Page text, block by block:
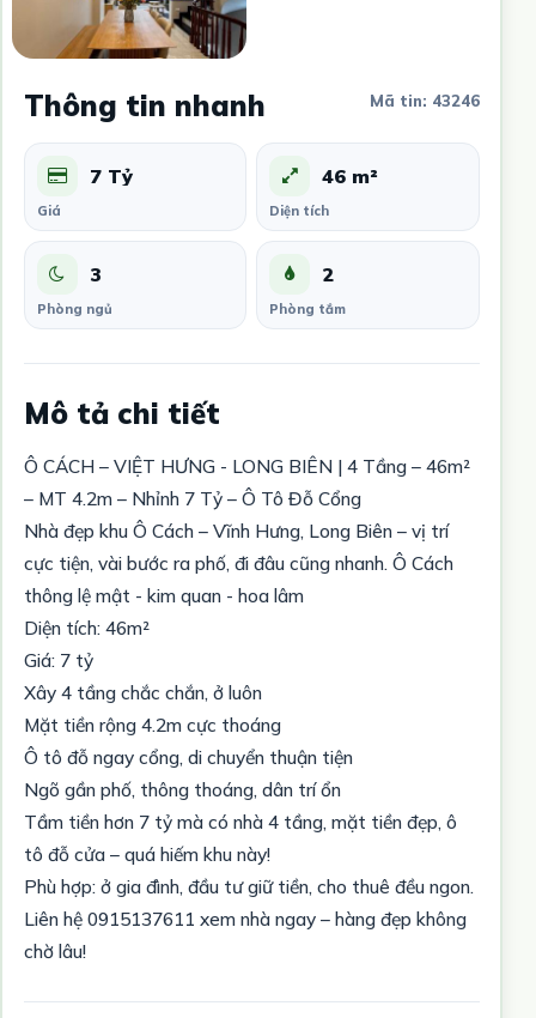
Thông tin nhanh Mã tin: 43246
7 Tỷ
Giá
46 m²
Diện tích
3
Phòng ngủ
2
Phòng tắm
Mô tả chi tiết
Ô CÁCH – VIỆT HƯNG - LONG BIÊN | 4 Tầng – 46m²
– MT 4.2m – Nhỉnh 7 Tỷ – Ô Tô Đỗ Cổng
Nhà đẹp khu Ô Cách – Vĩnh Hưng, Long Biên – vị trí
cực tiện, vài bước ra phố, đi đâu cũng nhanh. Ô Cách
thông lệ mật - kim quan - hoa lâm
Diện tích: 46m²
Giá: 7 tỷ
Xây 4 tầng chắc chắn, ở luôn
Mặt tiền rộng 4.2m cực thoáng
Ô tô đỗ ngay cổng, di chuyển thuận tiện
Ngõ gần phố, thông thoáng, dân trí ổn
Tầm tiền hơn 7 tỷ mà có nhà 4 tầng, mặt tiền đẹp, ô
tô đỗ cửa – quá hiếm khu này!
Phù hợp: ở gia đình, đầu tư giữ tiền, cho thuê đều ngon.
Liên hệ 0915137611 xem nhà ngay – hàng đẹp không
chờ lâu!